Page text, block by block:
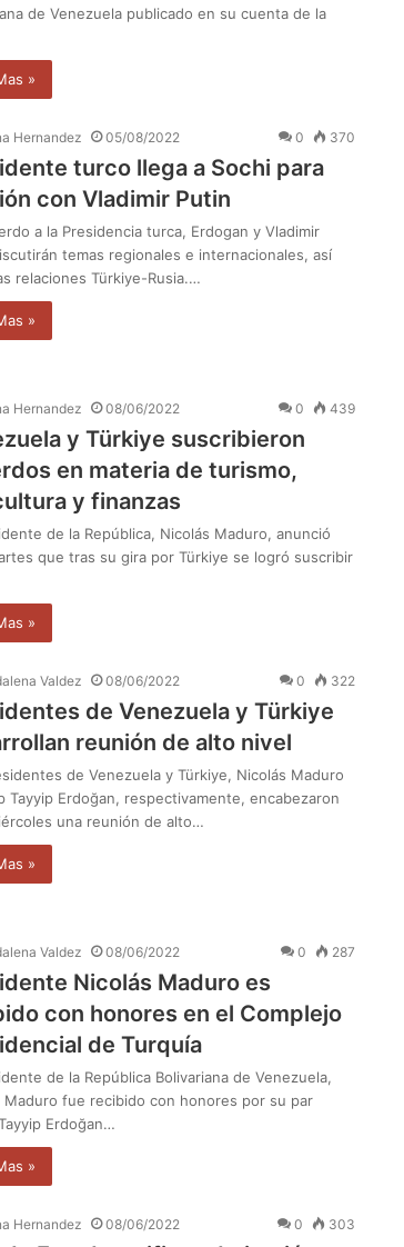
de Venezuela publicado en su cuenta de la
»
Hernandez 05/08/2022 0 370
turco llega a Sochi para
con Vladimir Putin
a la Presidencia turca, Erdogan y Vladimir
temas regionales e internacionales, así
relaciones Türkiye-Rusia.…
»
Hernandez 08/06/2022 0 439
y Türkiye suscribieron
en materia de turismo,
y finanzas
de la República, Nicolás Maduro, anunció
que tras su gira por Türkiye se logró suscribir
»
Valdez 08/06/2022 0 322
de Venezuela y Türkiye
reunión de alto nivel
de Venezuela y Türkiye, Nicolás Maduro
Tayyip Erdoğan, respectivamente, encabezaron
una reunión de alto…
»
Valdez 08/06/2022 0 287
Nicolás Maduro es
con honores en el Complejo
de Turquía
de la República Bolivariana de Venezuela,
Maduro fue recibido con honores por su par
Erdoğan…
»
Hernandez 08/06/2022 0 303